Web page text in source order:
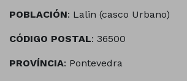
POBLACIÓN: Lalin (casco Urbano)
CÓDIGO POSTAL: 36500
PROVÍNCIA: Pontevedra